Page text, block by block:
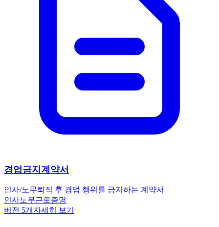
경업금지계약서
인사/노무퇴직 후 경업 행위를 금지하는 계약서
인사노무근로증명
버전 5개 자세히 보기